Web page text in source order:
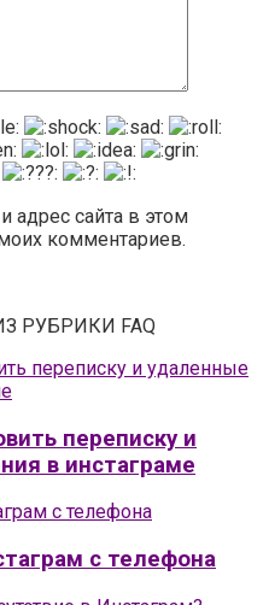
адрес сайта в этом
комментариев.
РУБРИКИ FAQ
переписку и
в инстаграме
с телефона